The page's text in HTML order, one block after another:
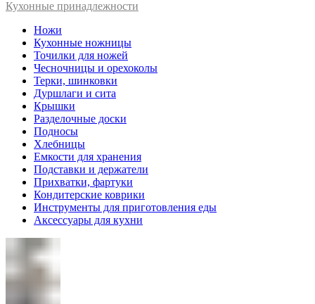
Кухонные принадлежности
Ножи
Кухонные ножницы
Точилки для ножей
Чесночницы и орехоколы
Терки, шинковки
Дуршлаги и сита
Крышки
Разделочные доски
Подносы
Хлебницы
Емкости для хранения
Подставки и держатели
Прихватки, фартуки
Кондитерские коврики
Инструменты для приготовления еды
Аксессуары для кухни